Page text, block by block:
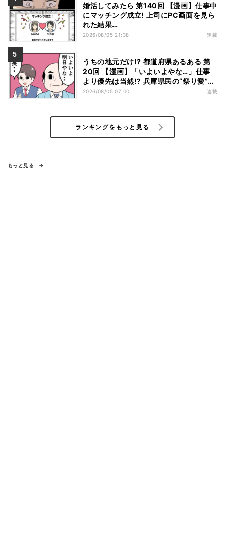
婚活してみたら 第140回 【漫画】仕事中
にマッチング成立! 上司にPC画面を見ら
れた結果…
2026/08/05 21:38 連載
うちの地元だけ!? 都道府県あるある 第
20回 【漫画】「いよいよやな…」仕事
より優先は当然!? 兵庫県民の“祭り愛”が
熱すぎた
2026/08/05 07:00 連載
ランキングをもっと見る
もっと見る